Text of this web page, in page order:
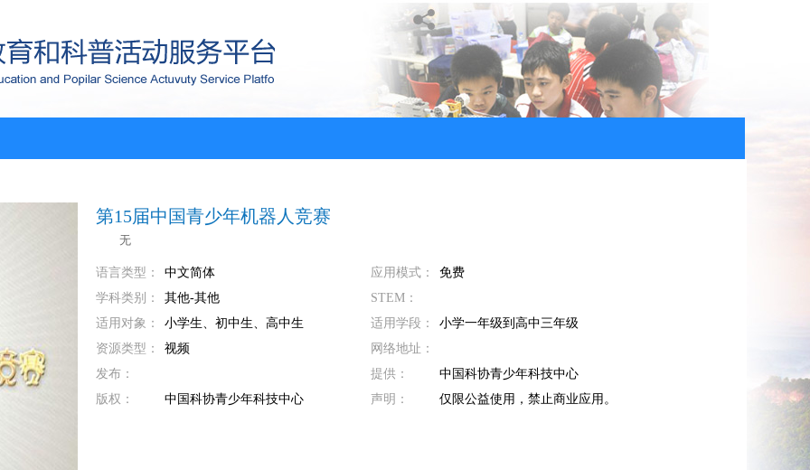
第15届中国青少年机器人竞赛
无
语言类型： 中文简体 应用模式：
免费
学科类别：
其他-其他
STEM：
适用对象：
小学生、初中生、高中生 适用学段：
小学一年级到高中三年级
资源类型：
视频
网络地址：
发布：
提供：
中国科协青少年科技中心
版权：
中国科协青少年科技中心 声明： 仅限公益使用，禁止商业应用。